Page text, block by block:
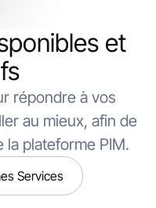
et
répondre à vos
au mieux, afin de
la plateforme PIM.
Services